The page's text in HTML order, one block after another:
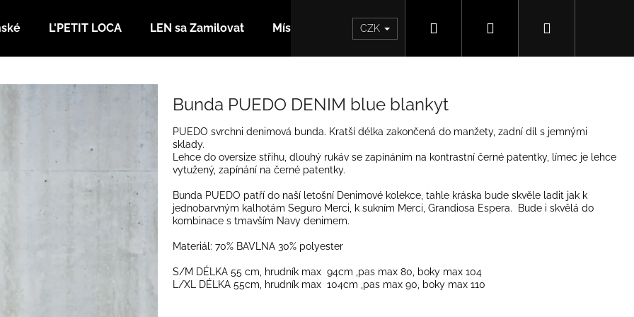
L'PETIT LOCA LEN sa Zamilovat Místa CZK Hledat Přihlášení
Bunda PUEDO DENIM blue blankyt
PUEDO svrchni denimová bunda. Kratší délka zakončená do manžety, zadní díl s jemnými
sklady.
Lehce do oversize střihu, dlouhý rukáv se zapínáním na kontrastní černé patentky, límec je lehce
vytužený, zapínání na černé patentky.
Bunda PUEDO patří do naší letošní Denimové kolekce, tahle kráska bude skvěle ladit jak k
jednobarvným kalhotám Seguro Merci, k sukním Merci, Grandiosa Espera. Bude i skvělá do
kombinace s tmavším Navy denimem.
Materiál: 70% BAVLNA 30% polyester
S/M DÉLKA 55 cm, hrudník max 94cm ,pas max 80, boky max 104
L/XL DÉLKA 55cm, hrudník max 104cm ,pas max 90, boky max 110
HLEDAT
Doporučujeme